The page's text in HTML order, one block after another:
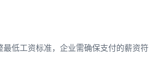
低工资标准，企业需确保支付的薪资符